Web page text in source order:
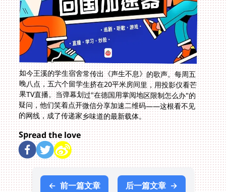
如今王溪的学生宿舍常传出《声生不息》的歌声。每周五
晚八点，五六个留学生挤在20平米房间里，用投影仪看芒
果TV直播。当弹幕划过"在德国用掌阅地区限制怎么办"的
疑问，他们笑着点开微信分享加速二维码——这根看不见
的网线，成了传递家乡味道的最新载体。
Spread the love
← 前一篇文章 后一篇文章 →